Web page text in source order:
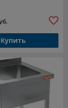
Купить